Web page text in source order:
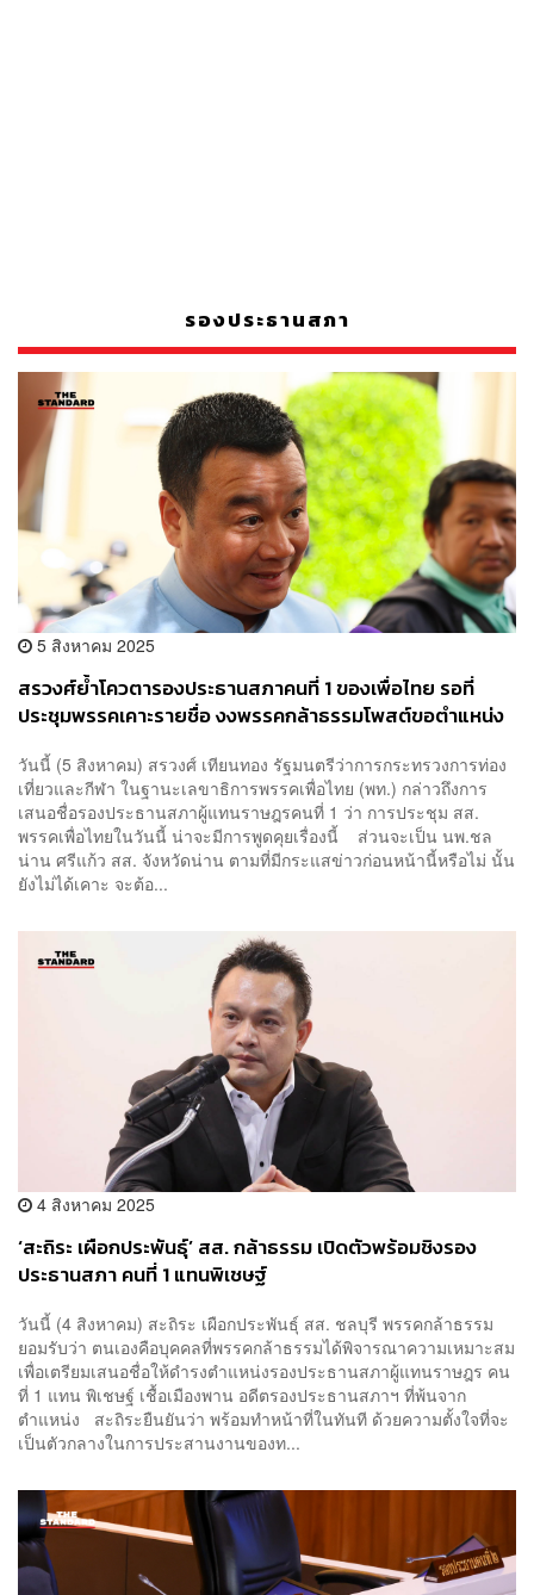
รองประธานสภา
5 สิงหาคม 2025
สรวงศ์ย้ำโควตารองประธานสภาคนที่ 1 ของเพื่อไทย รอที่
ประชุมพรรคเคาะรายชื่อ งงพรรคกล้าธรรมโพสต์ขอตำแหน่ง
วันนี้ (5 สิงหาคม) ​สรวงศ์ เทียนทอง รัฐมนตรีว่าการกระทรวงการท่อง
เที่ยวและกีฬา ในฐานะเลขาธิการพรรคเพื่อไทย (พท.) กล่าวถึงการ
เสนอชื่อรองประธานสภาผู้แทนราษฎรคนที่ 1 ว่า การประชุม สส.
พรรคเพื่อไทยในวันนี้ น่าจะมีการพูดคุยเรื่องนี้ ส่วนจะเป็น นพ.ชล
น่าน ศรีแก้ว สส. จังหวัดน่าน ตามที่มีกระแสข่าวก่อนหน้านี้หรือไม่ นั้น
ยังไม่ได้เคาะ จะต้อ...
4 สิงหาคม 2025
‘สะถิระ เผือกประพันธ์ุ’ สส. กล้าธรรม เปิดตัวพร้อมชิงรอง
ประธานสภา คนที่ 1 แทนพิเชษฐ์
วันนี้ (4 สิงหาคม) สะถิระ เผือกประพันธุ์ สส. ชลบุรี พรรคกล้าธรรม
ยอมรับว่า ตนเองคือบุคคลที่พรรคกล้าธรรมได้พิจารณาความเหมาะสม
เพื่อเตรียมเสนอชื่อให้ดำรงตำแหน่งรองประธานสภาผู้แทนราษฎร คน
ที่ 1 แทน พิเชษฐ์ เชื้อเมืองพาน อดีตรองประธานสภาฯ ที่พ้นจาก
ตำแหน่ง สะถิระยืนยันว่า พร้อมทำหน้าที่ในทันที ด้วยความตั้งใจที่จะ
เป็นตัวกลางในการประสานงานของท...